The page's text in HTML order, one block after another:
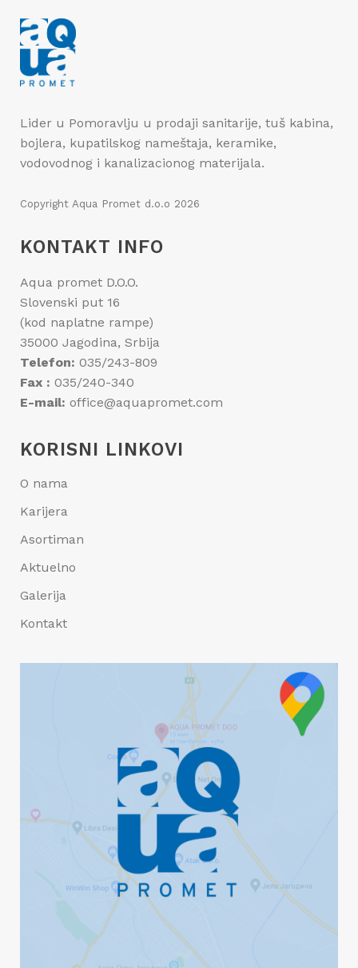
Lider u Pomoravlju u prodaji sanitarije, tuš kabina,
bojlera, kupatilskog nameštaja, keramike,
vodovodnog i kanalizacionog materijala.
Copyright Aqua Promet d.o.o 2026
KONTAKT INFO
Aqua promet D.O.O.
Slovenski put 16
(kod naplatne rampe)
35000 Jagodina, Srbija
Telefon: 035/243-809
Fax : 035/240-340
E-mail: office@aquapromet.com
KORISNI LINKOVI
O nama
Karijera
Asortiman
Aktuelno
Galerija
Kontakt